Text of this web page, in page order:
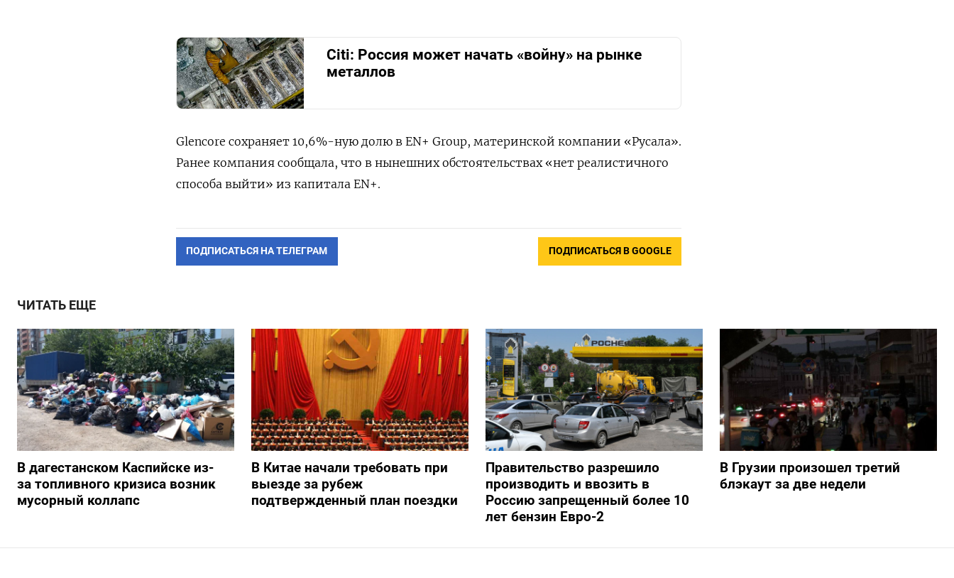
Citi: Россия может начать «войну» на рынке
металлов
Glencore сохраняет 10,6%-ную долю в EN+ Group, материнской компании «Русала».
Ранее компания сообщала, что в нынешних обстоятельствах «нет реалистичного
способа выйти» из капитала EN+.
ПОДПИСАТЬСЯ НА ТЕЛЕГРАМ ПОДПИСАТЬСЯ В GOOGLE
ЧИТАТЬ ЕЩЕ
В дагестанском Каспийске из-
за топливного кризиса возник
мусорный коллапс
В Китае начали требовать при
выезде за рубеж
подтвержденный план поездки
Правительство разрешило
производить и ввозить в
Россию запрещенный более 10
лет бензин Евро-2
В Грузии произошел третий
блэкаут за две недели